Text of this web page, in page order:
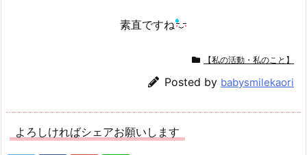
素直ですね
【私の活動・私のこと】
Posted by babysmilekaori
よろしければシェアお願いします